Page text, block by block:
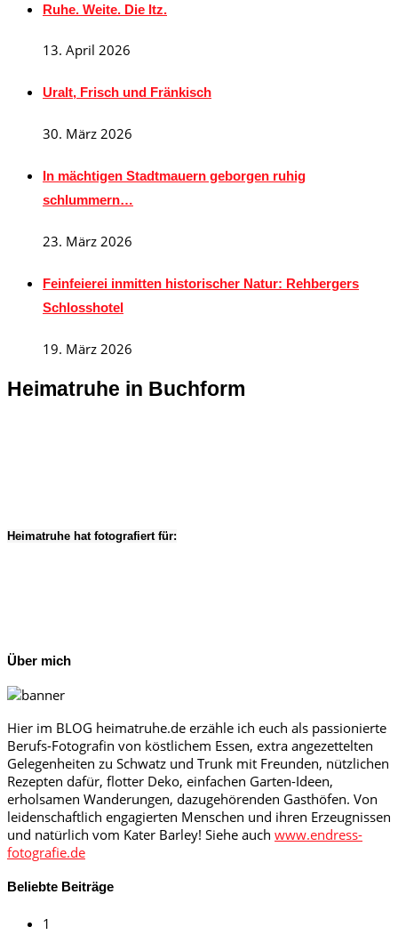
Ruhe. Weite. Die Itz.
13. April 2026
Uralt, Frisch und Fränkisch
30. März 2026
In mächtigen Stadtmauern geborgen ruhig
schlummern…
23. März 2026
Feinfeierei inmitten historischer Natur: Rehbergers
Schlosshotel
19. März 2026
Heimatruhe in Buchform
Heimatruhe hat fotografiert für:
Über mich
Hier im BLOG heimatruhe.de erzähle ich euch als passionierte
Berufs-Fotografin von köstlichem Essen, extra angezettelten
Gelegenheiten zu Schwatz und Trunk mit Freunden, nützlichen
Rezepten dafür, flotter Deko, einfachen Garten-Ideen,
erholsamen Wanderungen, dazugehörenden Gasthöfen. Von
leidenschaftlich engagierten Menschen und ihren Erzeugnissen
und natürlich vom Kater Barley! Siehe auch www.endress-
fotografie.de
Beliebte Beiträge
1